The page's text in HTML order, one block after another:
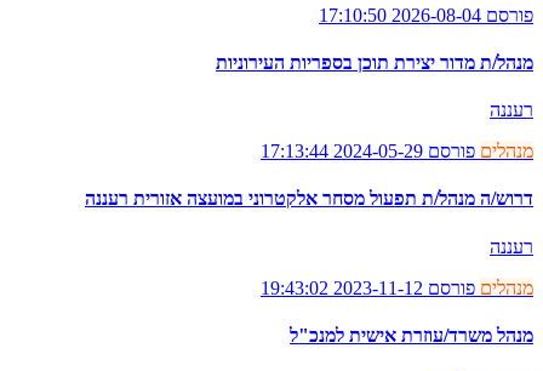
פורסם 2026-08-04 17:10:50
מנהל/ת מדור יצירת תוכן בספריות העירוניות
רעננה
מנהלים פורסם 2024-05-29 17:13:44
דרוש/ה מנהל/ת תפעול מסחר אלקטרוני במועצה אזורית רעננה
רעננה
מנהלים פורסם 2023-11-12 19:43:02
מנהל משרד/עוזרת אישית למנכ"ל